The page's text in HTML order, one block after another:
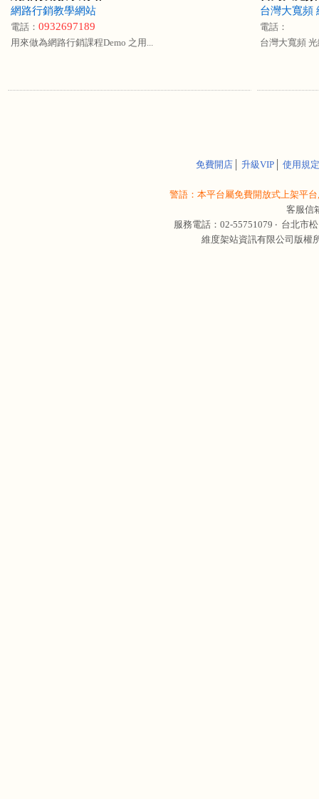
網路行銷教學網站
電話： 0932697189
用來做為網路行銷課程Demo 之用...
台灣大寬頻
電話：
台灣大寬頻
免費開店│ 升級VIP│ 使用規定
警語：本平台屬免費開放式上架平
客服信
服務電話：02-55751079 ‧ 台北市
維度架站資訊有限公司版權